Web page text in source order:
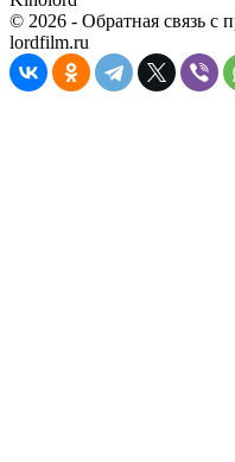
© 2026 - Обратная связь с
lordfilm.ru